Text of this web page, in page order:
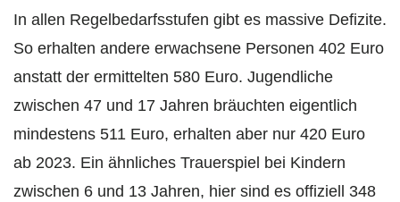
In allen Regelbedarfsstufen gibt es massive Defizite.
So erhalten andere erwachsene Personen 402 Euro
anstatt der ermittelten 580 Euro. Jugendliche
zwischen 47 und 17 Jahren bräuchten eigentlich
mindestens 511 Euro, erhalten aber nur 420 Euro
ab 2023. Ein ähnliches Trauerspiel bei Kindern
zwischen 6 und 13 Jahren, hier sind es offiziell 348